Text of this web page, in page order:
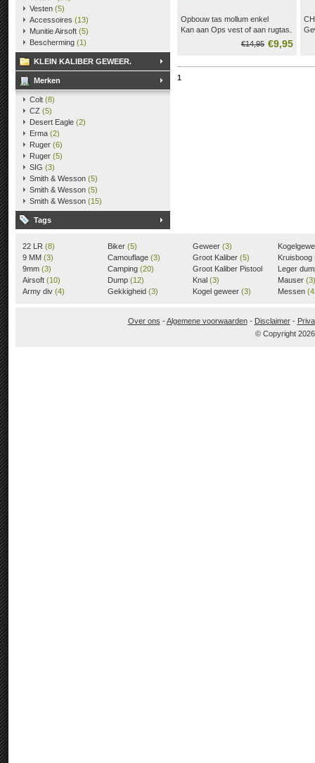
Vesten (5)
Accessoires (13)
Munitie Airsoft (5)
Bescherming (1)
KLEIN KALIBER GEWEER.
Merken
Colt (8)
CZ (5)
Desert Eagle (2)
Erma (2)
Ruger (6)
Ruger (5)
SIG (3)
Smith & Wesson (5)
Smith & Wesson (5)
Smith & Wesson (15)
Tags
Opbouw tas mollum enkel
Kan aan Ops vest of aan rugtas.
Deze Artikelen liggen nu Bij€9,95
€14,95
1
22 LR (8)
9 MM (3)
9mm (3)
Airsoft (10)
Army div (4)
Biker (5)
Camouflage (3)
Camping (20)
Dump (12)
Gekkigheid (3)
Geweer (3)
Groot Kaliber (5)
Groot Kaliber Pistool
(3)
Knal (3)
Kogel geweer (3)
Kruisboog
Leger
Mauser (3)
Messen
Over ons -Algemene voorwaarden- Disclaimer-
© Copyright